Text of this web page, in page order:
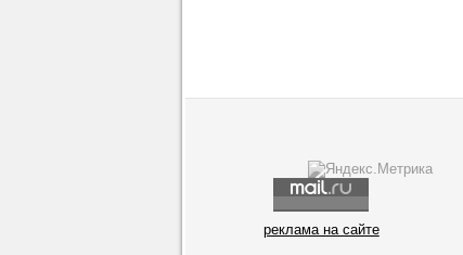
реклама на сайте